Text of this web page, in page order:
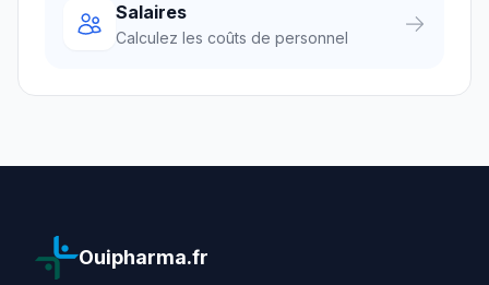
Salaires
Calculez les coûts de personnel
Ouipharma.fr